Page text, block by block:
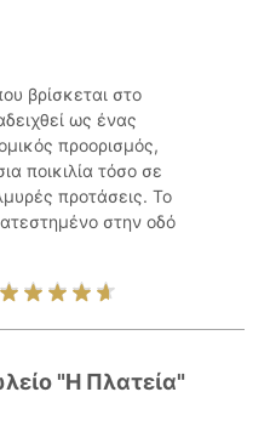
βρίσκεται στο
ως ένας
προορισμός,
ποικιλία τόσο σε
προτάσεις. Το
στην οδό
"Η Πλατεία"